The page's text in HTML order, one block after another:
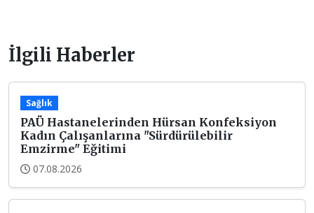
İlgili Haberler
Sağlık
PAÜ Hastanelerinden Hürsan Konfeksiyon
Kadın Çalışanlarına "Sürdürülebilir
Emzirme" Eğitimi
07.08.2026